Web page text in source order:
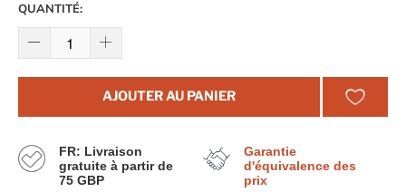
QUANTITÉ:
AJOUTER AU PANIER
FR: Livraison
gratuite à partir de
75 GBP
Garantie
d'équivalence des
prix